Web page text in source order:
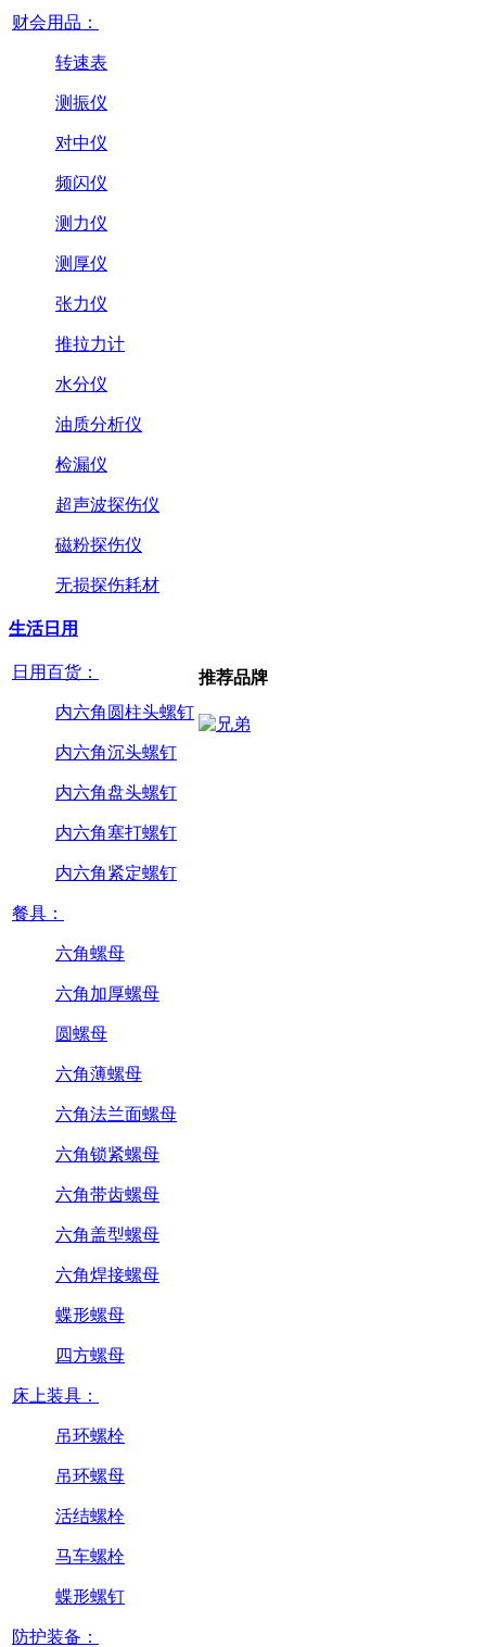
财会用品：
转速表
测振仪
对中仪
频闪仪
测力仪
测厚仪
张力仪
推拉力计
水分仪
油质分析仪
检漏仪
超声波探伤仪
磁粉探伤仪
无损探伤耗材
生活日用
日用百货：
内六角圆柱头螺钉
内六角沉头螺钉
内六角盘头螺钉
内六角塞打螺钉
内六角紧定螺钉
餐具：
六角螺母
六角加厚螺母
圆螺母
六角薄螺母
六角法兰面螺母
六角锁紧螺母
六角带齿螺母
六角盖型螺母
六角焊接螺母
蝶形螺母
四方螺母
床上装具：
吊环螺栓
吊环螺母
活结螺栓
马车螺栓
蝶形螺钉
防护装备：
推荐品牌